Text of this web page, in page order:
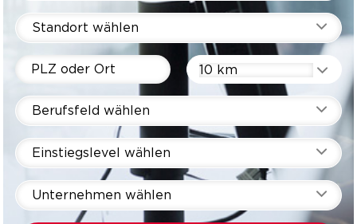
Standort wählen
10 km
Berufsfeld wählen
Einstiegslevel wählen
Unternehmen wählen